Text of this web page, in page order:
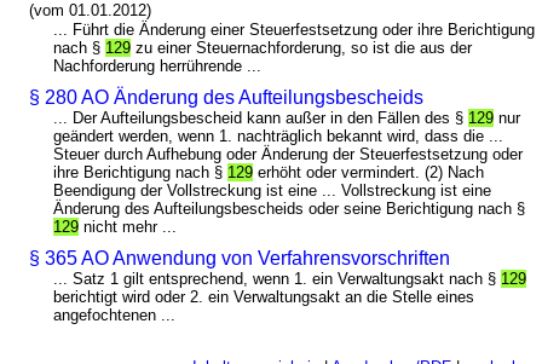
(vom 01.01.2012)
... Führt die Änderung einer Steuerfestsetzung oder ihre Berichtigung
nach § 129 zu einer Steuernachforderung, so ist die aus der
Nachforderung herrührende ...
§ 280 AO Änderung des Aufteilungsbescheids
... Der Aufteilungsbescheid kann außer in den Fällen des § 129 nur
geändert werden, wenn 1. nachträglich bekannt wird, dass die ...
Steuer durch Aufhebung oder Änderung der Steuerfestsetzung oder
ihre Berichtigung nach § 129 erhöht oder vermindert. (2) Nach
Beendigung der Vollstreckung ist eine ... Vollstreckung ist eine
Änderung des Aufteilungsbescheids oder seine Berichtigung nach §
129 nicht mehr ...
§ 365 AO Anwendung von Verfahrensvorschriften
... Satz 1 gilt entsprechend, wenn 1. ein Verwaltungsakt nach § 129
berichtigt wird oder 2. ein Verwaltungsakt an die Stelle eines
angefochtenen ...